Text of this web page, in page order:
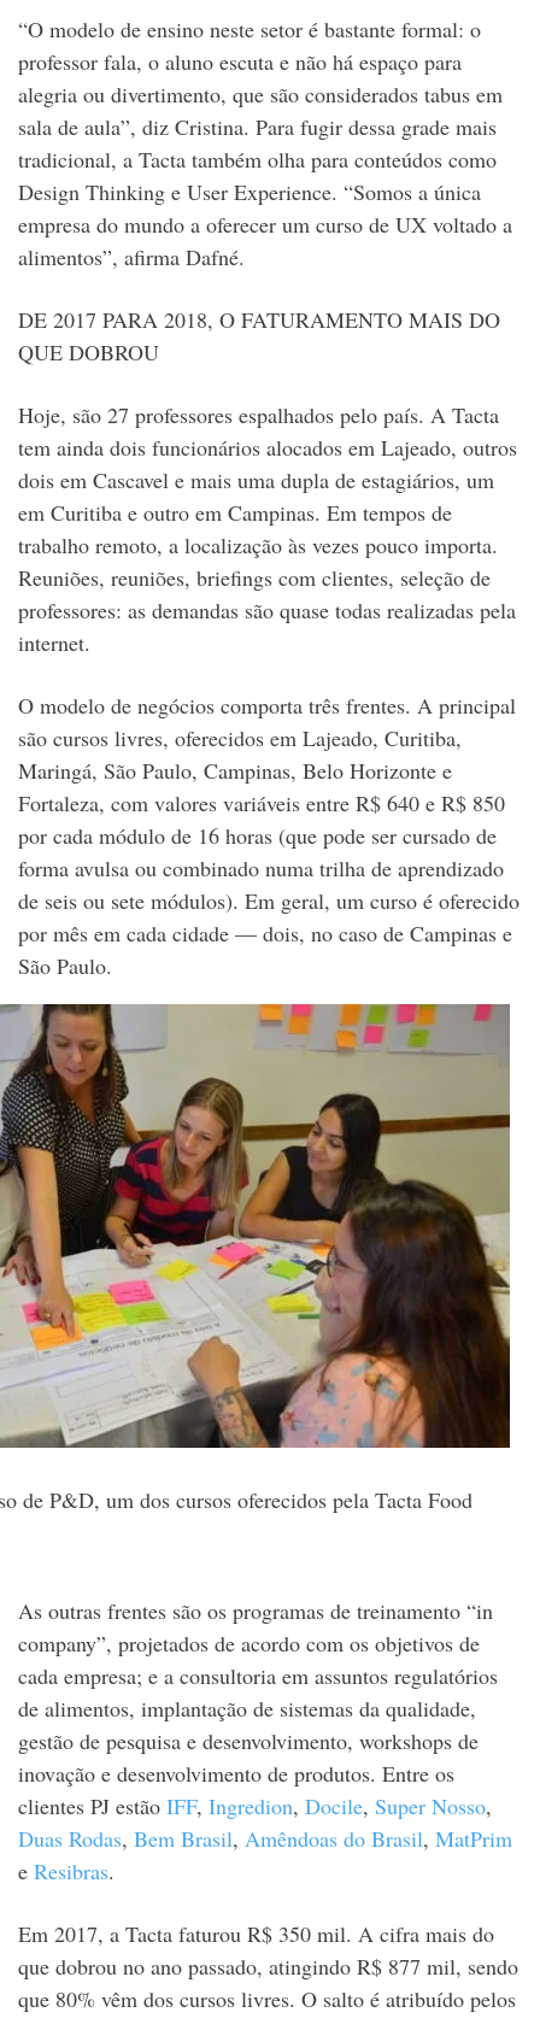
“O modelo de ensino neste setor é bastante formal: o
professor fala, o aluno escuta e não há espaço para
alegria ou divertimento, que são considerados tabus em
sala de aula”, diz Cristina. Para fugir dessa grade mais
tradicional, a Tacta também olha para conteúdos como
Design Thinking e User Experience. “Somos a única
empresa do mundo a oferecer um curso de UX voltado a
alimentos”, afirma Dafné.
DE 2017 PARA 2018, O FATURAMENTO MAIS DO
QUE DOBROU
Hoje, são 27 professores espalhados pelo país. A Tacta
tem ainda dois funcionários alocados em Lajeado, outros
dois em Cascavel e mais uma dupla de estagiários, um
em Curitiba e outro em Campinas. Em tempos de
trabalho remoto, a localização às vezes pouco importa.
Reuniões, reuniões, briefings com clientes, seleção de
professores: as demandas são quase todas realizadas pela
internet.
O modelo de negócios comporta três frentes. A principal
são cursos livres, oferecidos em Lajeado, Curitiba,
Maringá, São Paulo, Campinas, Belo Horizonte e
Fortaleza, com valores variáveis entre R$ 640 e R$ 850
por cada módulo de 16 horas (que pode ser cursado de
forma avulsa ou combinado numa trilha de aprendizado
de seis ou sete módulos). Em geral, um curso é oferecido
por mês em cada cidade — dois, no caso de Campinas e
São Paulo.
de P&D, um dos cursos oferecidos pela Tacta Food
As outras frentes são os programas de treinamento “in
company”, projetados de acordo com os objetivos de
cada empresa; e a consultoria em assuntos regulatórios
de alimentos, implantação de sistemas da qualidade,
gestão de pesquisa e desenvolvimento, workshops de
inovação e desenvolvimento de produtos. Entre os
clientes PJ estão IFF, Ingredion, Docile, Super Nosso,
Duas Rodas, Bem Brasil, Amêndoas do Brasil, MatPrim
e Resibras.
Em 2017, a Tacta faturou R$ 350 mil. A cifra mais do
que dobrou no ano passado, atingindo R$ 877 mil, sendo
que 80% vêm dos cursos livres. O salto é atribuído pelos